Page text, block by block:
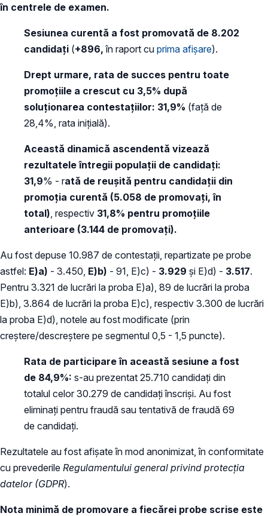
în centrele de examen.
Sesiunea curentă a fost promovată de 8.202
candidați (+896, în raport cu prima afișare).
Drept urmare, rata de succes pentru toate
promoțiile a crescut cu 3,5% după
soluționarea contestațiilor: 31,9% (față de
28,4%, rata inițială).
Această dinamică ascendentă vizează
rezultatele întregii populații de candidați:
31,9% - rată de reușită pentru candidații din
promoția curentă (5.058 de promovați, în
total) , respectiv 31,8% pentru promoțiile
anterioare (3.144 de promovați).
Au fost depuse 10.987 de contestații, repartizate pe probe
astfel: E)a) - 3.450, E)b) - 91, E)c) - 3.929 și E)d) - 3.517.
Pentru 3.321 de lucrări la proba E)a), 89 de lucrări la proba
E)b), 3.864 de lucrări la proba E)c), respectiv 3.300 de lucrări
la proba E)d), notele au fost modificate (prin
creștere/descreștere pe segmentul 0,5 - 1,5 puncte).
Rata de participare în această sesiune a fost
de 84,9%: s-au prezentat 25.710 candidaţi din
totalul celor 30.279 de candidaţi înscrişi. Au fost
eliminaţi pentru fraudă sau tentativă de fraudă 69
de candidaţi.
Rezultatele au fost afișate în mod anonimizat, în conformitate
cu prevederile Regulamentului general privind protecția
datelor (GDPR).
Nota minimă de promovare a fiecărei probe scrise este